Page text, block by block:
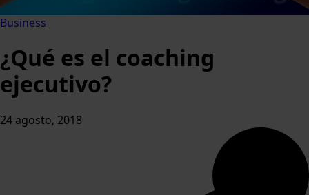
Business
¿Qué es el coaching
ejecutivo?
24 agosto, 2018